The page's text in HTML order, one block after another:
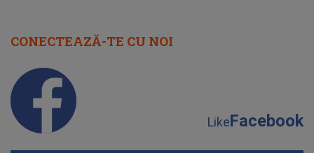
CONECTEAZĂ-TE CU NOI
LikeFacebook